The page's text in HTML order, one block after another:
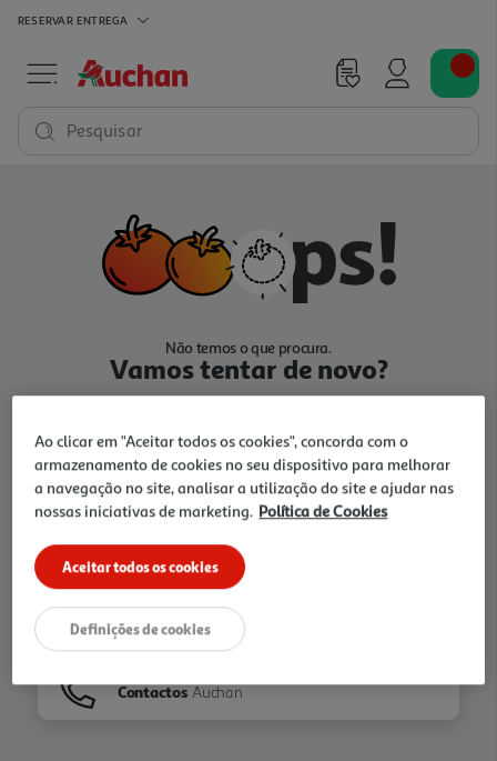
RESERVAR ENTREGA
Pesquisar
Não temos o que procura.
Vamos tentar de novo?
Ir para Homepage
Folhetos
Contactos Auchan
Ao clicar em "Aceitar todos os cookies", concorda com o
armazenamento de cookies no seu dispositivo para melhorar
a navegação no site, analisar a utilização do site e ajudar nas
nossas iniciativas de marketing. Política de Cookies
Aceitar todos os cookies
Definições de cookies